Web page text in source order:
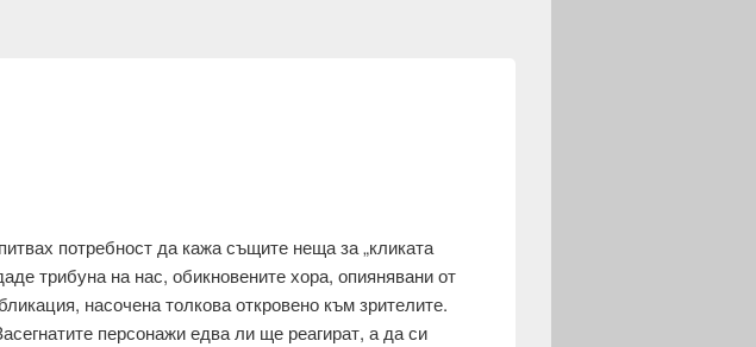
потребност да кажа същите неща за „кликата
трибуна на нас, обикновените хора, опиянявани от
насочена толкова откровено към зрителите.
персонажи едва ли ще реагират, а да си